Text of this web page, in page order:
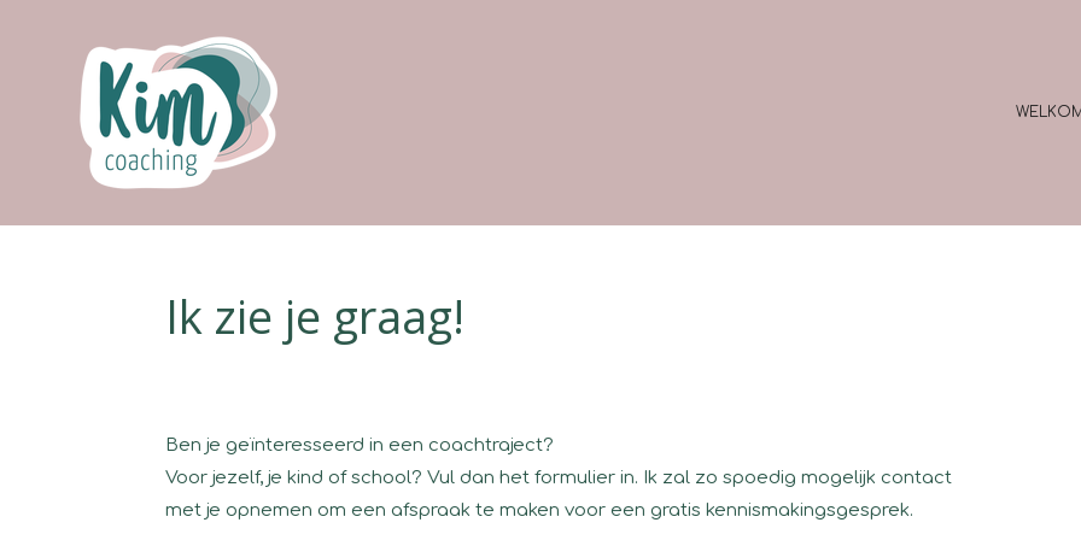
hoofdinhoud
Ik zie je graag!
Ben je geïnteresseerd in een coachtraject?
Voor jezelf, je kind of school? Vul dan het formulier in. Ik zal zo spoedig mogelijk contact
met je opnemen om een afspraak te maken voor een gratis kennismakingsgesprek.